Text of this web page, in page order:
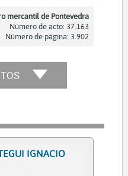
mercantil de Pontevedra
Número de acto: 37.163
Número de página: 3.902
IGNACIO